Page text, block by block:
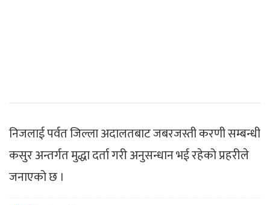
निजलाई पर्वत जिल्ला अदालतबाट जबरजस्ती करणी सम्बन्धी
कसुर अन्तर्गत मुद्धा दर्ता गरी अनुसन्धान भई रहेको प्रहरीले
जनाएको छ ।